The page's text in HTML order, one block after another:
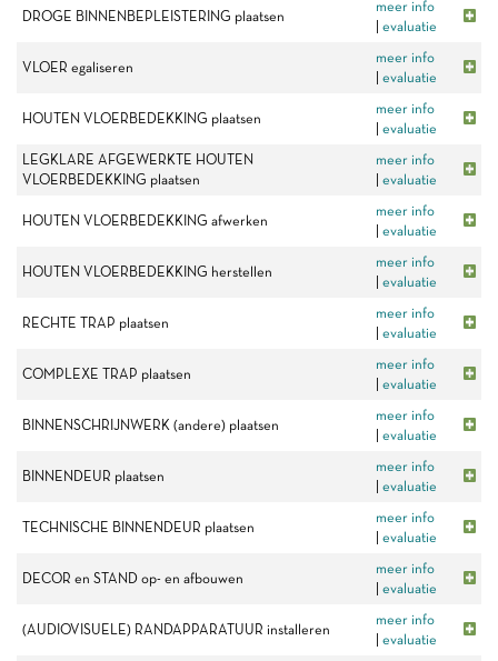
DROGE BINNENBEPLEISTERING plaatsen
meer info
evaluatie
VLOER egaliseren
meer info
evaluatie
HOUTEN VLOERBEDEKKING plaatsen
meer info
evaluatie
LEGKLARE AFGEWERKTE HOUTEN
VLOERBEDEKKING plaatsen
meer info
evaluatie
HOUTEN VLOERBEDEKKING afwerken
meer info
evaluatie
HOUTEN VLOERBEDEKKING herstellen
meer info
evaluatie
RECHTE TRAP plaatsen
meer info
evaluatie
COMPLEXE TRAP plaatsen
meer info
evaluatie
BINNENSCHRIJNWERK (andere) plaatsen
meer info
evaluatie
BINNENDEUR plaatsen
meer info
evaluatie
TECHNISCHE BINNENDEUR plaatsen
meer info
evaluatie
DECOR en STAND op- en afbouwen
meer info
evaluatie
(AUDIOVISUELE) RANDAPPARATUUR installeren
meer info
evaluatie